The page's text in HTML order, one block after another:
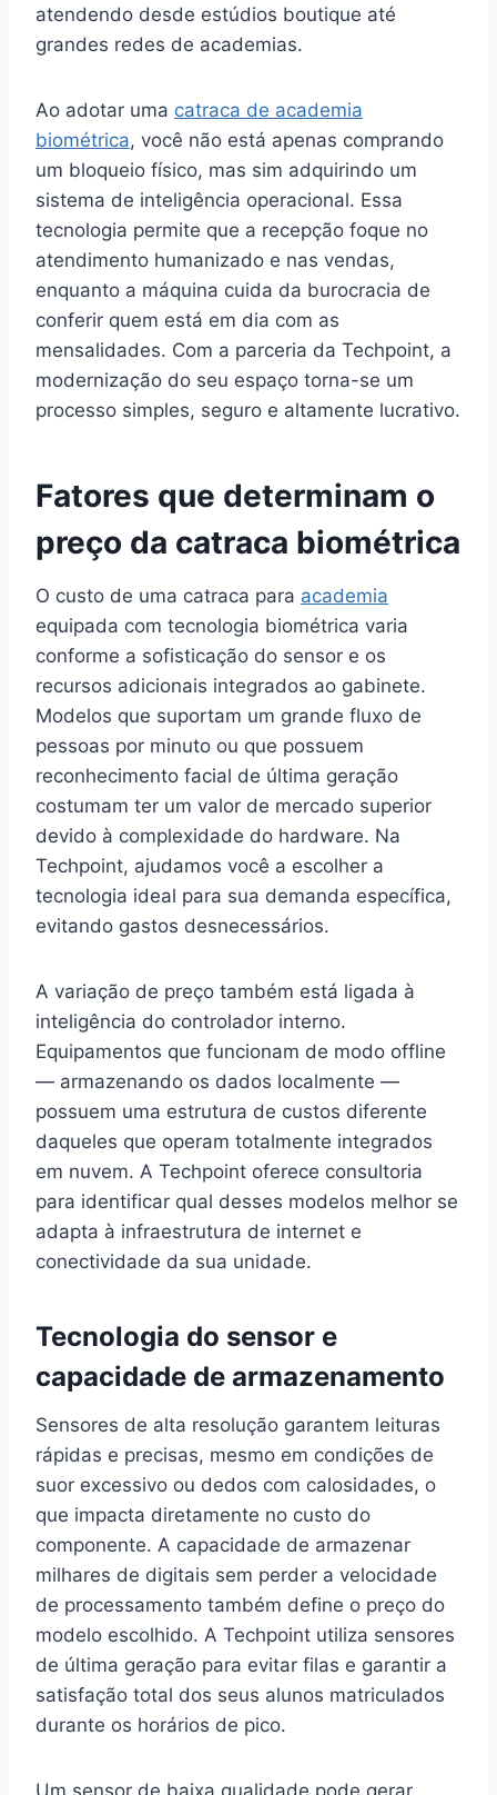
atendendo desde estúdios boutique até
grandes redes de academias.
Ao adotar uma catraca de academia
biométrica, você não está apenas comprando
um bloqueio físico, mas sim adquirindo um
sistema de inteligência operacional. Essa
tecnologia permite que a recepção foque no
atendimento humanizado e nas vendas,
enquanto a máquina cuida da burocracia de
conferir quem está em dia com as
mensalidades. Com a parceria da Techpoint, a
modernização do seu espaço torna-se um
processo simples, seguro e altamente lucrativo.
Fatores que determinam o
preço da catraca biométrica
O custo de uma catraca para academia
equipada com tecnologia biométrica varia
conforme a sofisticação do sensor e os
recursos adicionais integrados ao gabinete.
Modelos que suportam um grande fluxo de
pessoas por minuto ou que possuem
reconhecimento facial de última geração
costumam ter um valor de mercado superior
devido à complexidade do hardware. Na
Techpoint, ajudamos você a escolher a
tecnologia ideal para sua demanda específica,
evitando gastos desnecessários.
A variação de preço também está ligada à
inteligência do controlador interno.
Equipamentos que funcionam de modo offline
— armazenando os dados localmente —
possuem uma estrutura de custos diferente
daqueles que operam totalmente integrados
em nuvem. A Techpoint oferece consultoria
para identificar qual desses modelos melhor se
adapta à infraestrutura de internet e
conectividade da sua unidade.
Tecnologia do sensor e
capacidade de armazenamento
Sensores de alta resolução garantem leituras
rápidas e precisas, mesmo em condições de
suor excessivo ou dedos com calosidades, o
que impacta diretamente no custo do
componente. A capacidade de armazenar
milhares de digitais sem perder a velocidade
de processamento também define o preço do
modelo escolhido. A Techpoint utiliza sensores
de última geração para evitar filas e garantir a
satisfação total dos seus alunos matriculados
durante os horários de pico.
Um sensor de baixa qualidade pode gerar